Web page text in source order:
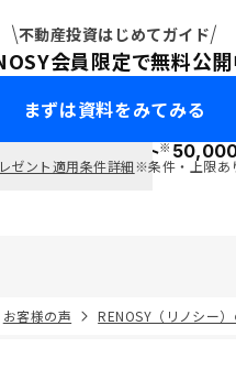
不動産投資はじめてガイド
会員限定で無料公開
まずは資料をみてみる
で ポイント※
ゼント適用条件詳細※条件・上限あ
お客様の声 RENOSY（リノシー